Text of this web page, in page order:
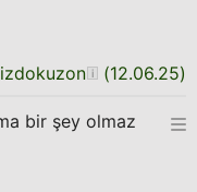
(12.06.25)
bir şey olmaz